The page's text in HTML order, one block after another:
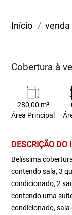
Início venda
Cobertura à
280,00 m²
Área Principal
DESCRIÇÃO DO
Belíssima
contendo sala, 3
condicionado, 2
contendo uma
condicionado, sala